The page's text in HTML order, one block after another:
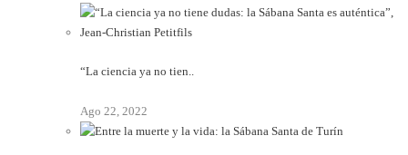
“La ciencia ya no tien..
Ago 22, 2022